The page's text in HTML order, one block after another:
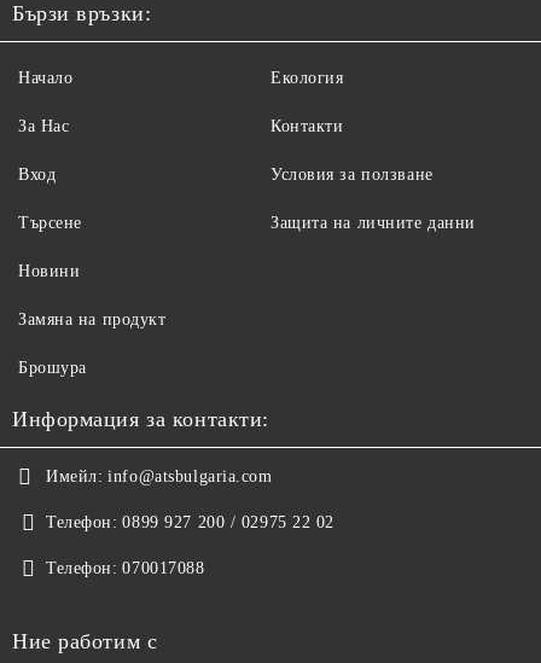
Бързи връзки:
Начало
За Нас
Вход
Търсене
Екология
Контакти
Условия за ползване
Защита на личните данни
Новини
Замяна на продукт
Брошура
Информация за контакти:
Имейл: info@atsbulgaria.com
Телефон: 0899 927 200 / 02975 22 02
Телефон: 070017088
Ние работим с